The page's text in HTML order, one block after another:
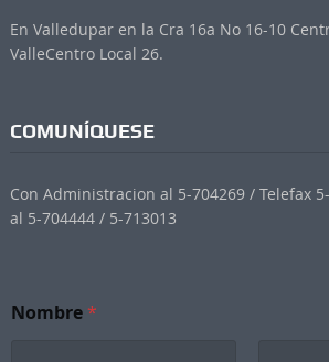
En Valledupar en la Cra 16a No 16-10
ValleCentro Local 26.
COMUNÍQUESE
Con Administracion al 5-704269 / Telefax
al 5-704444 / 5-713013
Nombre*